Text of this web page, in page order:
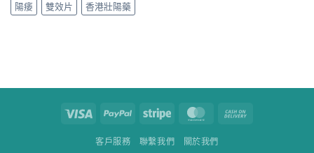
陽痿
雙效片 香港壯陽藥
Visa PayPal Stripe MasterCard
客戶服務 聯繫我們 關於我們